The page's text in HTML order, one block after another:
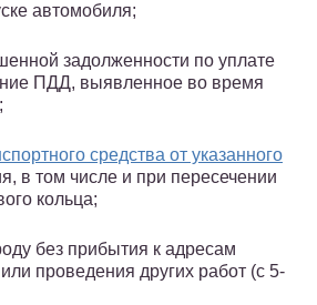
автомобиля;
задолженности по уплате
ПДД, выявленное во время
средства от указанного
в том числе и при пересечении
кольца;
без прибытия к адресам
или проведения других работ (с 5-